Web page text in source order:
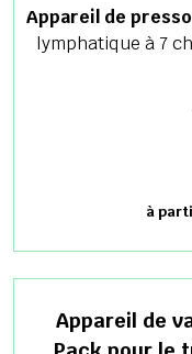
Appareil de
lymphatique à 7
à
Appareil de